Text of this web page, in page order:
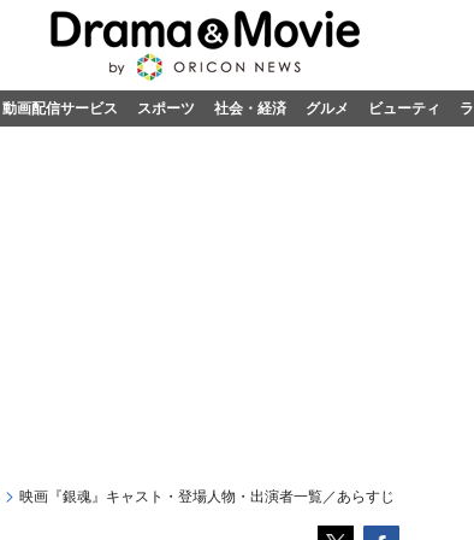
動画配信サービス スポーツ 社会・経済 グルメ ビューティ
映画『銀魂』キャスト・登場人物・出演者一覧／あらすじ